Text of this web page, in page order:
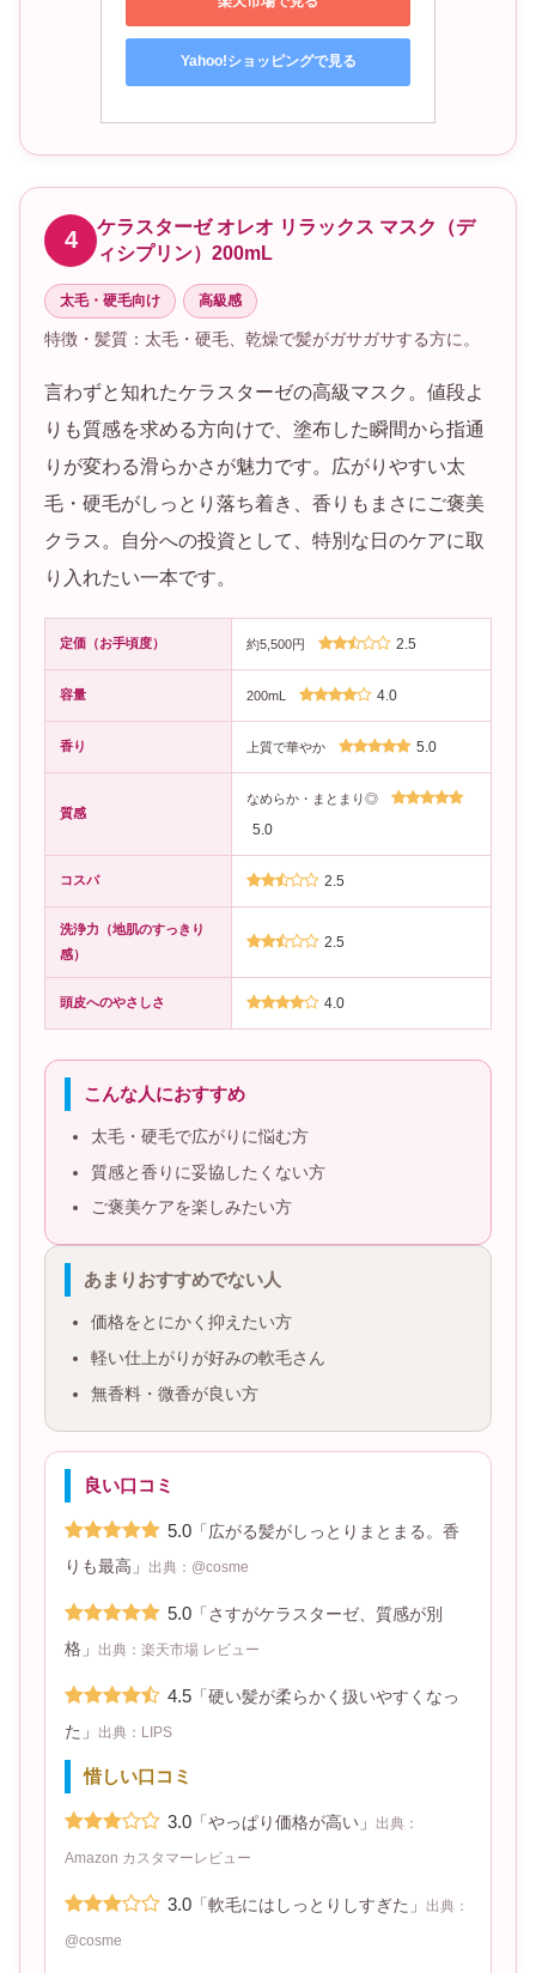
Yahoo!ショッピングで見る
4
ケラスターゼ オレオ リラックス マスク（デ
ィシプリン）200mL
太毛・硬毛向け 高級感
特徴・髪質：太毛・硬毛、乾燥で髪がガサガサする方に。
言わずと知れたケラスターゼの高級マスク。値段よ
りも質感を求める方向けで、塗布した瞬間から指通
りが変わる滑らかさが魅力です。広がりやすい太
毛・硬毛がしっとり落ち着き、香りもまさにご褒美
クラス。自分への投資として、特別な日のケアに取
り入れたい一本です。
定価（お手頃度） 約5,500円 2.5
容量 200mL 4.0
香り 上質で華やか 5.0
質感
なめらか・まとまり◎
5.0
コスパ 2.5
洗浄力（地肌のすっきり
感）
2.5
頭皮へのやさしさ 4.0
こんな人におすすめ
太毛・硬毛で広がりに悩む方
質感と香りに妥協したくない方
ご褒美ケアを楽しみたい方
あまりおすすめでない人
価格をとにかく抑えたい方
軽い仕上がりが好みの軟毛さん
無香料・微香が良い方
良い口コミ
5.0 「広がる髪がしっとりまとまる。香
りも最高」 出典：@cosme
5.0 「さすがケラスターゼ、質感が別
格」 出典：楽天市場 レビュー
4.5 「硬い髪が柔らかく扱いやすくなっ
た」 出典：LIPS
惜しい口コミ
3.0 「やっぱり価格が高い」出典：
Amazon カスタマーレビュー
3.0 「軟毛にはしっとりしすぎた」出典：
@cosme